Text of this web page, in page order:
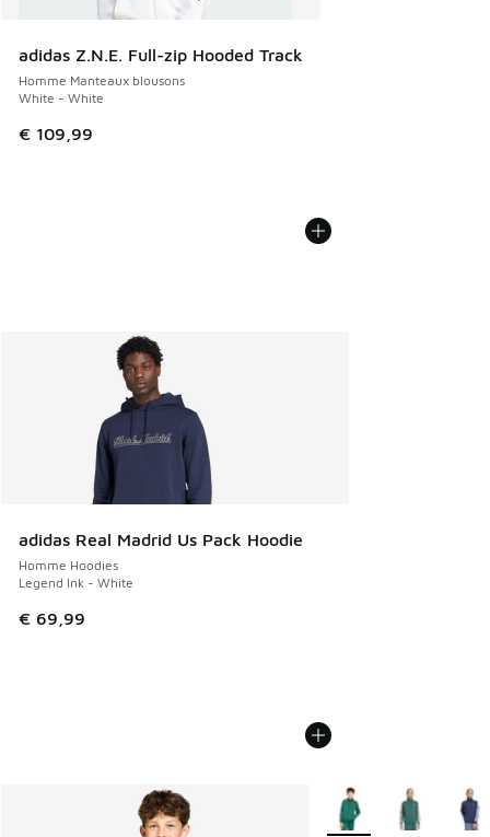
adidas Z.N.E. Full-zip Hooded Track
Homme Manteaux blousons
White - White
€ 109,99
adidas Real Madrid Us Pack Hoodie
Homme Hoodies
Legend Ink - White
€ 69,99
Plus de couleurs